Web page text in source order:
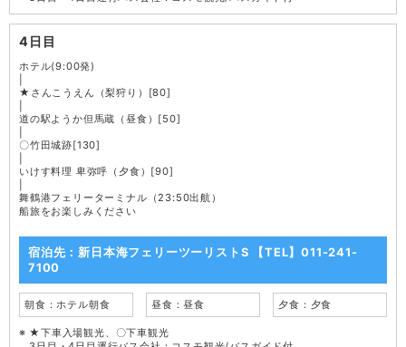
4日目
ホテル(9:00発)
★さんこうえん（梨狩り）[80]
道の駅ようか但馬蔵（昼食）[50]
〇竹田城跡[130]
いけす料理 卑弥呼（夕食）[90]
舞鶴港フェリーターミナル（23:50出航）
船旅をお楽しみください
宿泊先：新日本海フェリーツーリストS 【TEL】011-241-
7100
朝食：ホテル朝食 昼食：昼食 夕食：夕食
★下車入場観光、〇下車観光